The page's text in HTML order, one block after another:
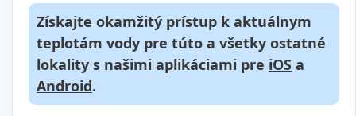
Získajte okamžitý prístup k aktuálnym
teplotám vody pre túto a všetky ostatné
lokality s našimi aplikáciami pre iOS a
Android.